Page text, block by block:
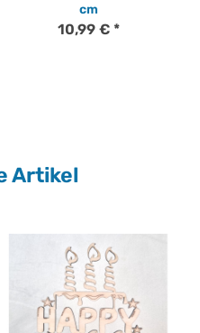
cm
10,99 € *
Artikel